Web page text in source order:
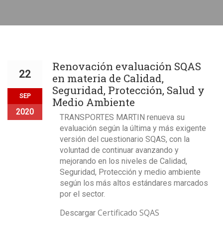
22
SEP
2020
Renovación evaluación SQAS
en materia de Calidad,
Seguridad, Protección, Salud y
Medio Ambiente
TRANSPORTES MARTIN renueva su
evaluación según la última y más exigente
versión del cuestionario SQAS, con la
voluntad de continuar avanzando y
mejorando en los niveles de Calidad,
Seguridad, Protección y medio ambiente
según los más altos estándares marcados
por el sector.
Descargar Certificado SQAS